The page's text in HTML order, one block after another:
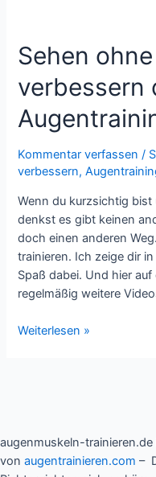
Sehen
verbessern
Kommentar verfassen /
verbessern,
Wenn du kurzsichtig
denkst es gibt keinen
doch einen anderen
trainieren. Ich zeige dir
Spaß dabei. Und hier
regelmäßig weitere
Sehen
durch
Augentraining
Weiterlesen »
augenmuskeln-
von augentrainieren.com –